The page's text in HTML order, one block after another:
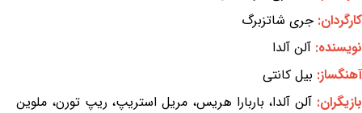
کارگردان: جری شاتزبرگ
نویسنده: آلن آلدا
آهنگساز: بیل کانتی
بازیگران: آلن آلدا، باربارا هریس، مریل استریپ، ریپ تورن، ملوین